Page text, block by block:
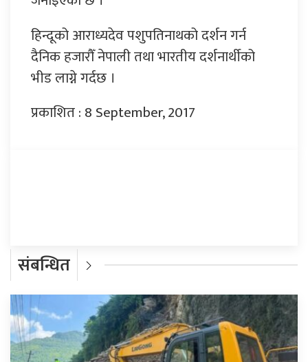
हिन्दूको आराध्यदेव पशुपतिनाथको दर्शन गर्न
दैनिक हजारौँ नेपाली तथा भारतीय दर्शनार्थीको
भीड लाग्ने गर्दछ ।
प्रकाशित : 8 September, 2017
संबन्धित